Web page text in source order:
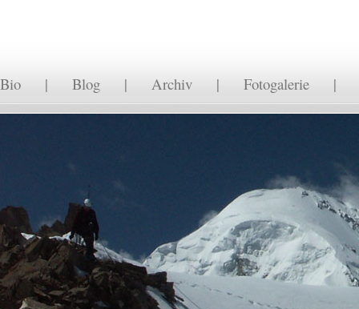
Bio | Blog | Archiv | Fotogalerie